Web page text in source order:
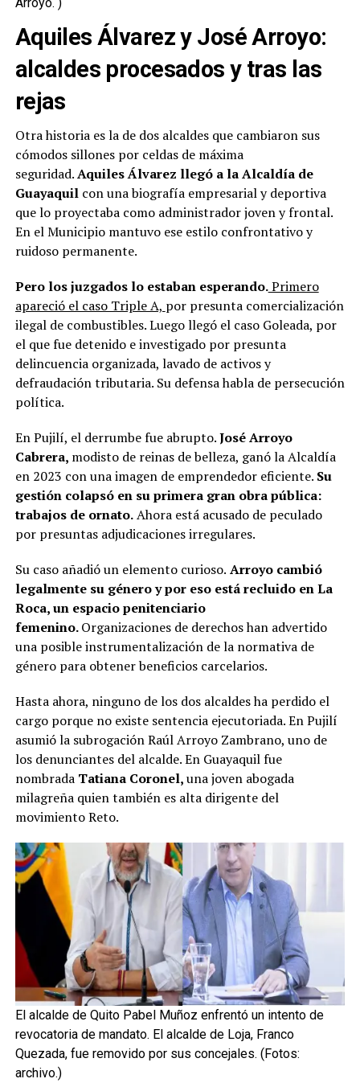
Aquiles Álvarez y José Arroyo:
alcaldes procesados y tras las
rejas
Otra historia es la de dos alcaldes que cambiaron sus
cómodos sillones por celdas de máxima
seguridad.Aquiles Álvarez llegó a la Alcaldía de
Guayaquil con una biografía empresarial y deportiva
que lo proyectaba como administrador joven y frontal.
En el Municipio mantuvo ese estilo confrontativo y
ruidoso permanente.
Pero los juzgados lo estaban esperando.Primero
apareció el caso Triple A, por presunta comercialización
ilegal de combustibles. Luego llegó el caso Goleada, por
el que fue detenido e investigado por presunta
delincuencia organizada, lavado de activos y
defraudación tributaria. Su defensa habla de persecución
política.
En Pujilí, el derrumbe fue abrupto.José Arroyo
Cabrera, modisto de reinas de belleza, ganó la Alcaldía
en 2023 con una imagen de emprendedor eficiente. Su
gestión colapsó en su primera gran obra pública:
trabajos de ornato.Ahora está acusado de peculado
por presuntas adjudicaciones irregulares.
Su caso añadió un elemento curioso. Arroyo cambió
legalmente su género y por eso está recluido en La
Roca, un espacio penitenciario
femenino.Organizaciones de derechos han advertido
una posible instrumentalización de la normativa de
género para obtener beneficios carcelarios.
Hasta ahora, ninguno de los dos alcaldes ha perdido el
cargo porque no existe sentencia ejecutoriada. En Pujilí
asumió la subrogación Raúl Arroyo Zambrano, uno de
los denunciantes del alcalde. En Guayaquil fue
nombrada Tatiana Coronel,una joven abogada
milagreña quien también es alta dirigente del
movimiento Reto.
El alcalde de Quito Pabel Muñoz enfrentó un intento de
revocatoria de mandato. El alcalde de Loja, Franco
Quezada, fue removido por sus concejales. (Fotos:
archivo.)